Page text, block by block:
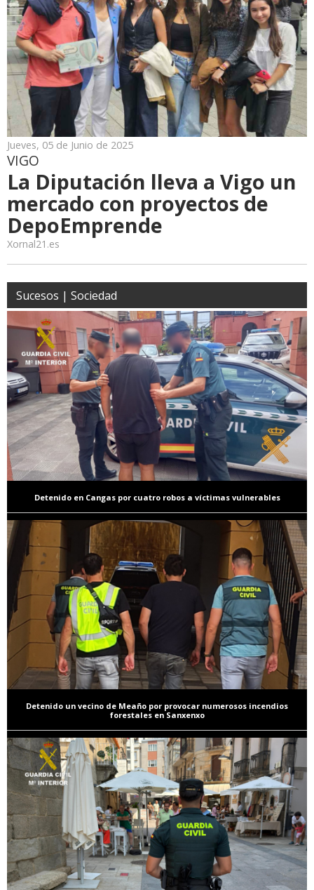
Jueves, 05 de Junio de 2025
VIGO
La Diputación lleva a Vigo un
mercado con proyectos de
DepoEmprende
Xornal21.es
Sucesos | Sociedad
Detenido en Cangas por cuatro robos a víctimas vulnerables
Detenido un vecino de Meaño por provocar numerosos incendios
forestales en Sanxenxo